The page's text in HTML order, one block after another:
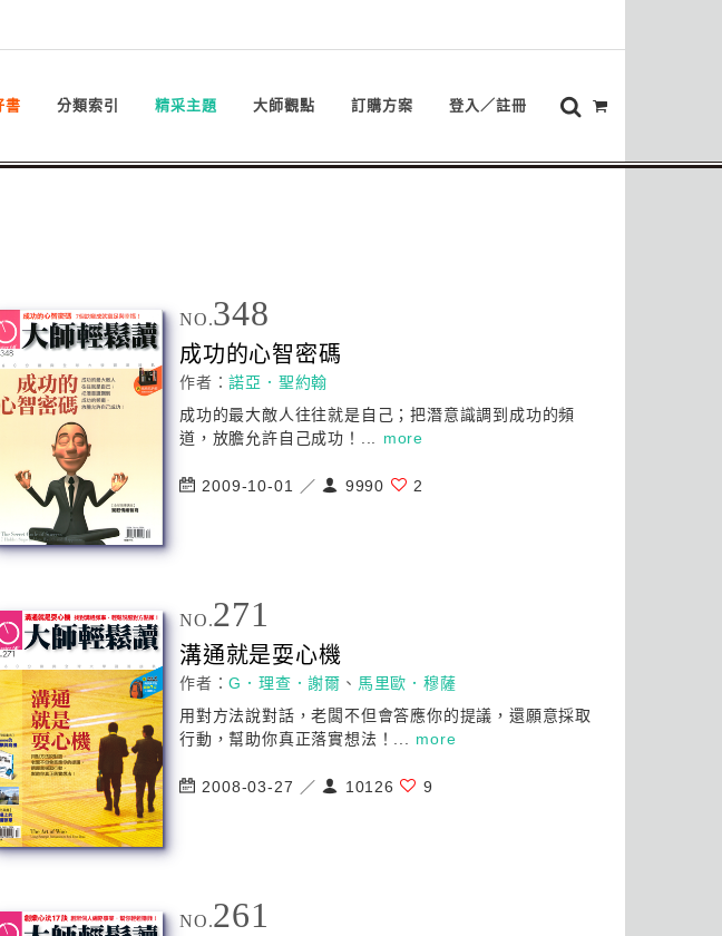
書 分類索引 精采主題 大師觀點 訂購方案 登入／註冊
NO.348
成功的心智密碼
作者：諾亞．聖約翰
成功的最大敵人往往就是自己；把潛意識調到成功的頻
道，放膽允許自己成功！... more
2009-10-01 ／ 9990 2
NO.271
溝通就是耍心機
作者：G．理查．謝爾 、 馬里歐．穆薩
用對方法說對話，老闆不但會答應你的提議，還願意採取
行動，幫助你真正落實想法！... more
2008-03-27 ／ 10126 9
NO.261